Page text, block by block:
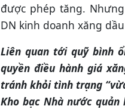
được phép tăng.
DN kinh doanh xăng
Liên quan tới quỹ bình
quyền điều hành giá
tránh khỏi tình trạng
Kho bạc Nhà nước